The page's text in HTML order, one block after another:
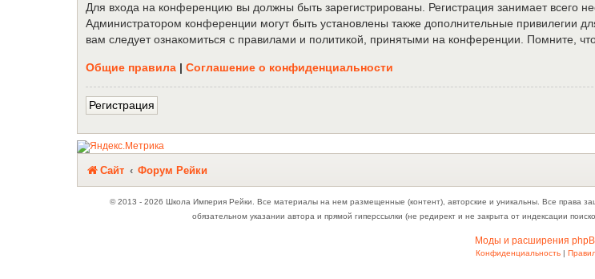
Для входа на конференцию вы должны быть зарегистрированы. Регистрация занимает всего
Администратором конференции могут быть установлены также дополнительные привилегии
вам следует ознакомиться с правилами и политикой, принятыми на конференции. Помните,
Общие правила | Соглашение о конфиденциальности
Регистрация
Сайт Форум Рейки
Связаться с
© 2013 - 2026 Школа Империя Рейки. Все материалы на нем размещенные (контент), авторские и уникальны. Все права
обязательном указании автора и прямой гиперссылки (не редирект и не закрыта от индексации
Моды и расширения
Конфиденциальность|